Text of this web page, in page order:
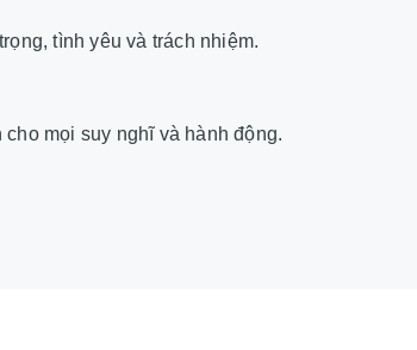
tình yêu và trách nhiệm.
mọi suy nghĩ và hành động.